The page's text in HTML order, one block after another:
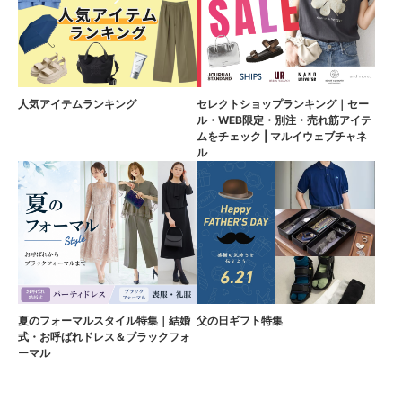
人気アイテムランキング
セレクトショップランキング｜セー
ル・WEB限定・別注・売れ筋アイテ
ムをチェック | マルイウェブチャネ
ル
夏のフォーマルスタイル特集｜結婚
式・お呼ばれドレス＆ブラックフォ
ーマル
父の日ギフト特集